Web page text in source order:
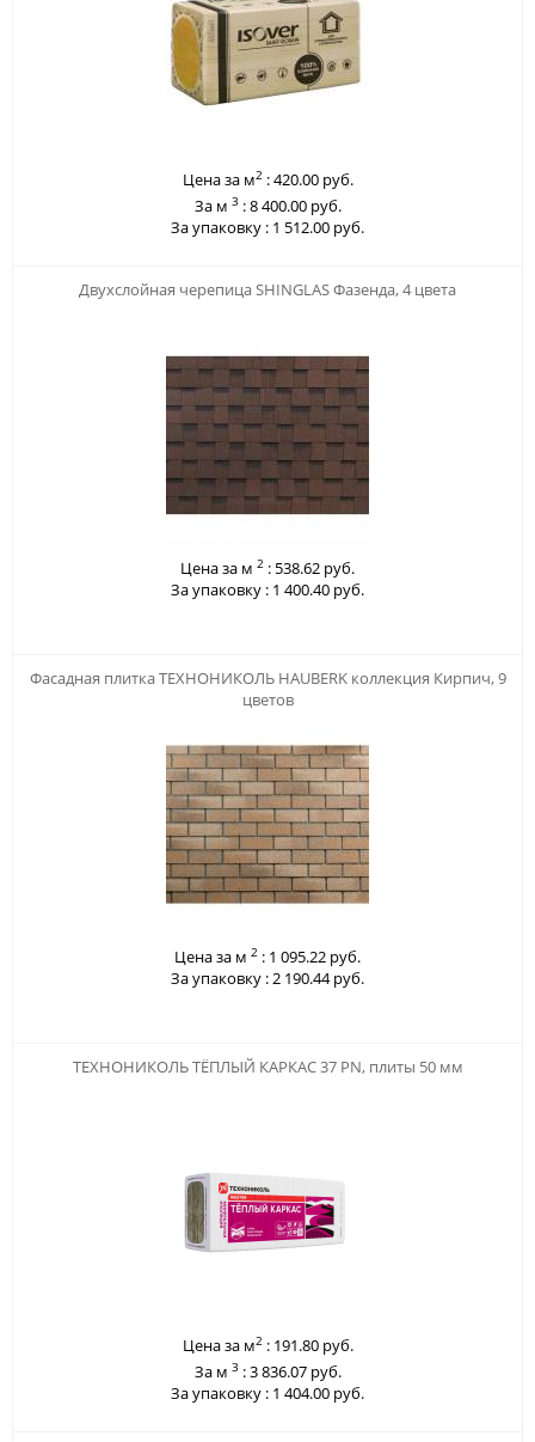
Цена за м2:420.00 руб.
За м 3 :8 400.00 руб.
За упаковку : 1 512.00 руб.
Двухслойная черепица SHINGLAS Фазенда, 4 цвета
Цена за м 2 : 538.62 руб.
За упаковку : 1 400.40 руб.
Фасадная плитка ТЕХНОНИКОЛЬ HAUBERK коллекция Кирпич, 9
цветов
Цена за м 2 : 1 095.22 руб.
За упаковку :2 190.44 руб.
ТЕХНОНИКОЛЬ ТЁПЛЫЙ КАРКАС 37 PN, плиты 50 мм
Цена за м2: 191.80 руб.
За м 3 :3 836.07 руб.
За упаковку : 1 404.00 руб.